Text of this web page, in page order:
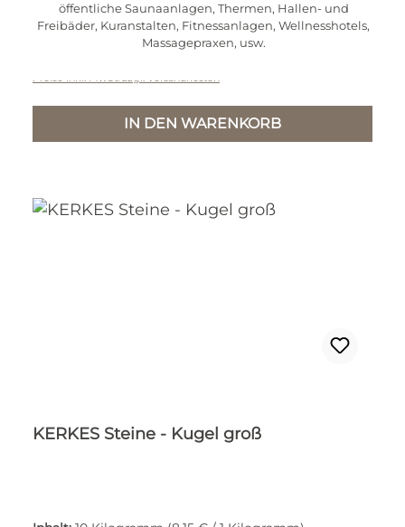
öffentliche Saunaanlagen, Thermen, Hallen- und
Freibäder, Kuranstalten, Fitnessanlagen, Wellnesshotels,
Massagepraxen, usw.
Regulärer Preis:
Preise inkl. MwSt. zzgl. Versandkosten
IN DEN WARENKORB
KERKES Steine - Kugel groß